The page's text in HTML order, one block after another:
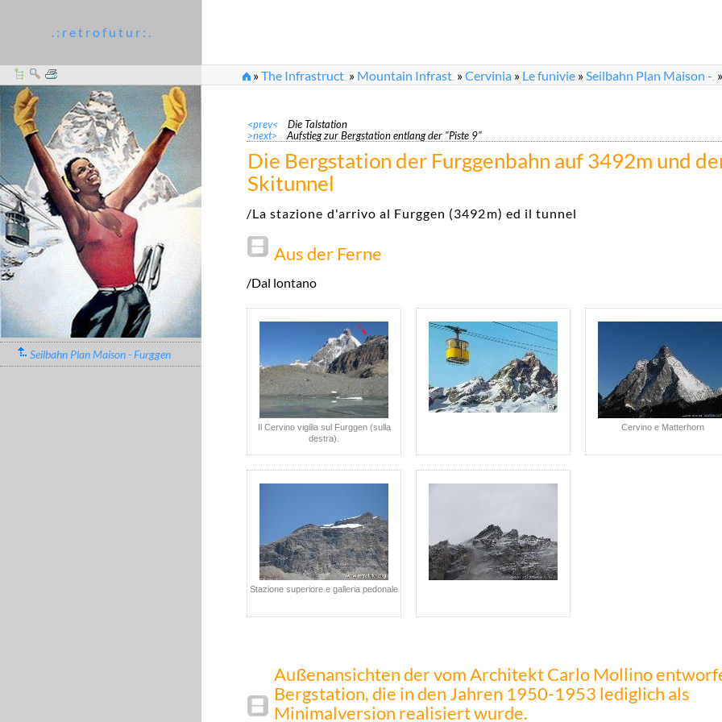
. : r e t r o f u t u r : .
»The Infrastruct » Mountain Infrast »Cervinia » Le funivie »Seilbahn Plan Maison - »
Seilbahn Plan Maison - Furggen
<prev< Die Talstation
>next> Aufstieg zur Bergstation entlang der "Piste 9"
Die Bergstation der Furggenbahn auf 3492m und
Skitunnel
/La stazione d'arrivo al Furggen (3492m) ed il tunnel
Aus der Ferne
/Dal lontano
Il Cervino vigilia sul Furggen (sulla
destra).
Cervino e Matterhorn
Stazione superiore e galleria pedonale
Außenansichten der vom Architekt Carlo Mollino
Bergstation, die in den Jahren 1950-1953 lediglich als
Minimalversion realisiert wurde.